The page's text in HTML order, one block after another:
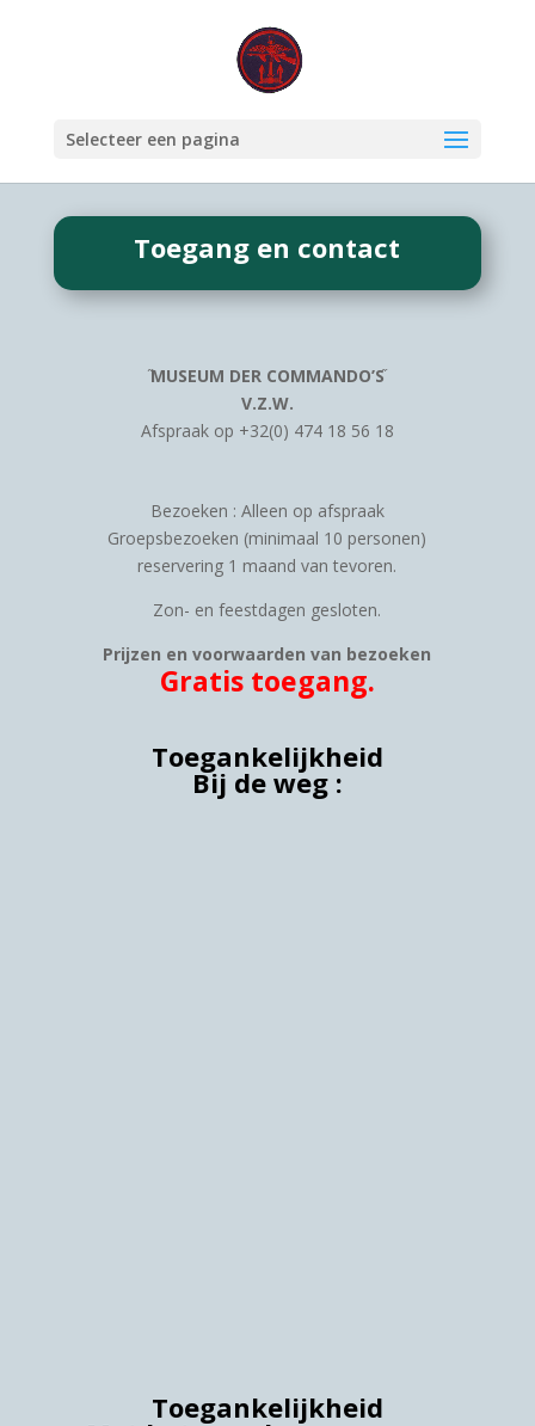
Selecteer een pagina
Toegang en contact
֞MUSEUM DER COMMANDO’S֞
V.Z.W.
Afspraak op +32(0) 474 18 56 18
Bezoeken : Alleen op afspraak
Groepsbezoeken (minimaal 10 personen)
reservering 1 maand van tevoren.
Zon- en feestdagen gesloten.
Prijzen en voorwaarden van bezoeken
Gratis toegang.
Toegankelijkheid
Bij de weg :
Toegankelijkheid